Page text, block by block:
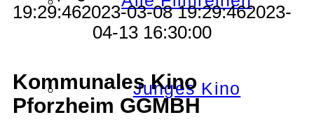
Junges Kino
19:29:462023-03-08 19:29:462023-
04-13 16:30:00
Kommunales Kino
Pforzheim GGMBH